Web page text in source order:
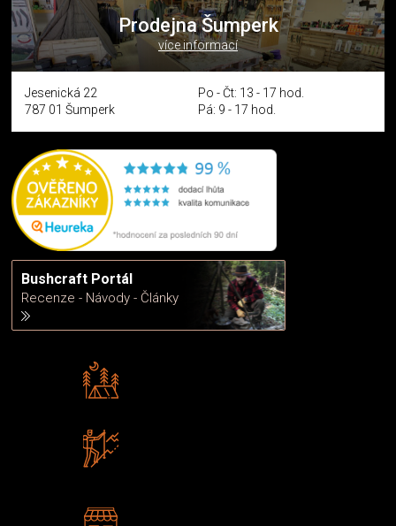
Prodejna Šumperk
více informací
Jesenická 22
787 01 Šumperk
Po - Čt: 13 - 17 hod.
Pá: 9 - 17 hod.
Bushcraft Portál
Recenze - Návody - Články